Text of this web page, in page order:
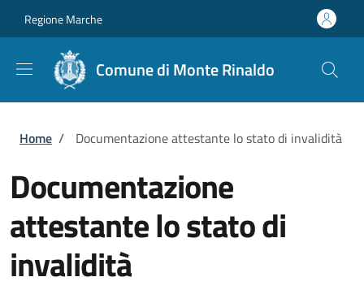
Regione Marche
Comune di Monte Rinaldo
Briciole di pane
Home / Documentazione attestante lo stato di invalidità
Documentazione
attestante lo stato di
invalidità